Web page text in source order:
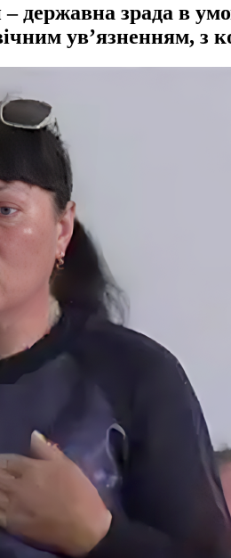
державна зрада в
ув’язненням, з